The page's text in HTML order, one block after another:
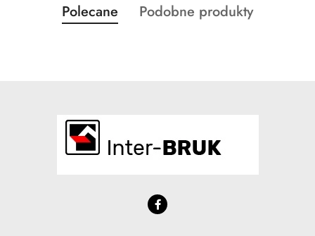
Pomiń karuzelę produktów
Produkty
o
Polecane
Produkty
Podobne produkty